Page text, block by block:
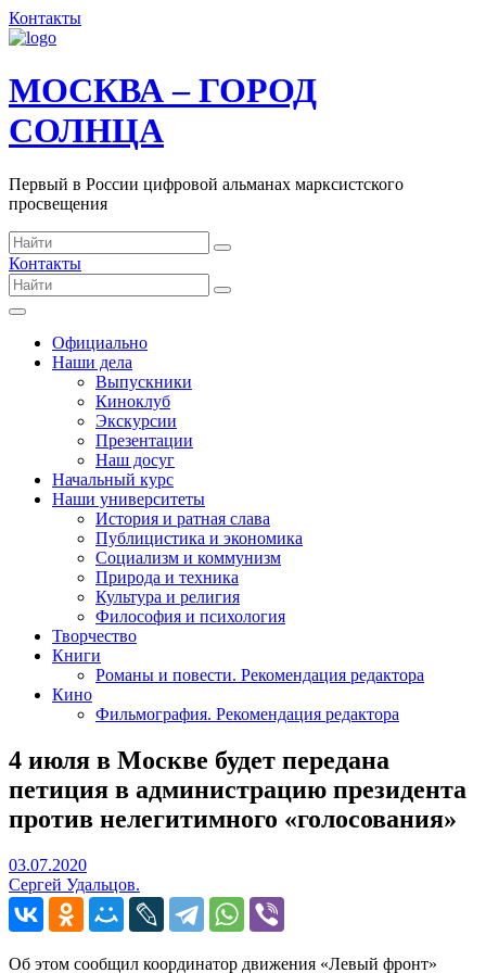
Контакты
МОСКВА – ГОРОД
СОЛНЦА
Первый в России цифровой альманах марксистского
просвещения
Контакты
Официально
Наши дела
Выпускники
Киноклуб
Экскурсии
Презентации
Наш досуг
Начальный курс
Наши университеты
История и ратная слава
Публицистика и экономика
Социализм и коммунизм
Природа и техника
Культура и религия
Философия и психология
Творчество
Книги
Романы и повести. Рекомендация редактора
Кино
Фильмография. Рекомендация редактора
4 июля в Москве будет передана
петиция в администрацию президента
против нелегитимного «голосования»
03.07.202003.07.2020
Сергей Удальцов.
Об этом сообщил координатор движения «Левый фронт»